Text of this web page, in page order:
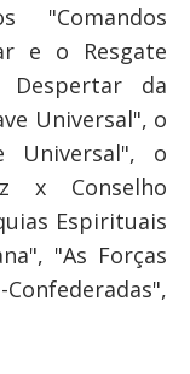
"Comandos
e o Resgate
Despertar da
Universal", o
Universal", o
x Conselho
Espirituais
"As Forças